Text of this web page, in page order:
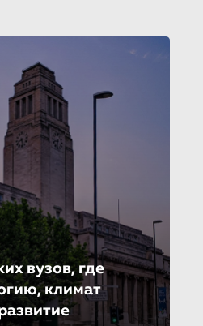
вузов, где
климат